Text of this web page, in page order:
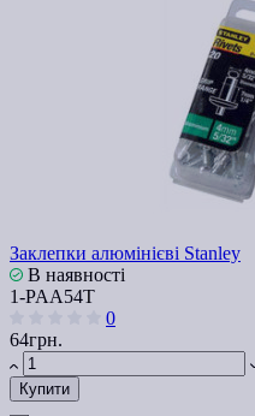
Заклепки алюмінієві Stanley
В наявності
1-PAA54T
0
64грн.
Купити